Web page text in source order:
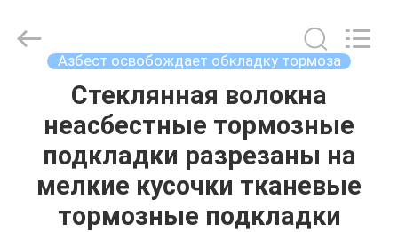
ПРОДУКТЫ
Азбест освобождает обкладку тормоза
Стеклянная волокна
неасбестные тормозные
подкладки разрезаны на
мелкие кусочки тканевые
тормозные подкладки